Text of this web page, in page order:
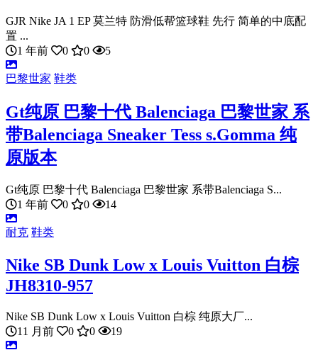
GJR Nike JA 1 EP 莫兰特 防滑低帮篮球鞋 先行 简单的中底配
置 ...
1 年前
0 0 5
巴黎世家 鞋类
Gt纯原 巴黎十代 Balenciaga 巴黎世家 系
带Balenciaga Sneaker Tess s.Gomma 纯
原版本
Gt纯原 巴黎十代 Balenciaga 巴黎世家 系带Balenciaga S...
1 年前
0 0 14
耐克 鞋类
Nike SB Dunk Low x Louis Vuitton 白棕
JH8310-957
Nike SB Dunk Low x Louis Vuitton 白棕 纯原大厂...
11 月前
0 0 19